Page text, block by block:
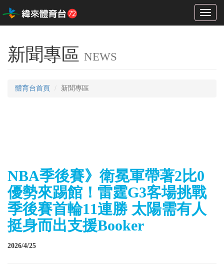
Toggle
新聞專區 NEWS
體育台首頁 新聞專區
NBA季後賽》衛冕軍帶著2比0
優勢來踢館！雷霆G3客場挑戰
季後賽首輪11連勝 太陽需有人
挺身而出支援Booker
2026/4/25